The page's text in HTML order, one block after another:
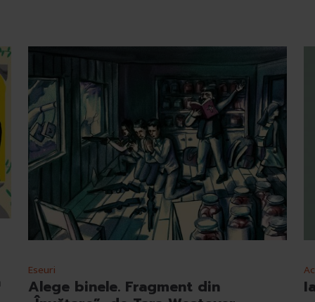
Eseuri
Alege binele. Fragment din